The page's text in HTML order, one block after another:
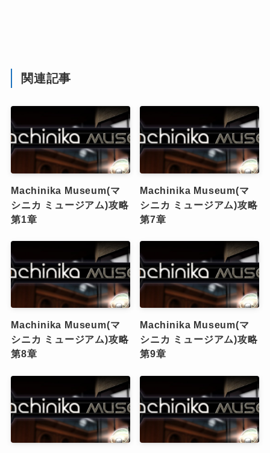
関連記事
Machinika Museum(マ
シニカ ミュージアム)攻略
第1章
Machinika Museum(マ
シニカ ミュージアム)攻略
第7章
Machinika Museum(マ
シニカ ミュージアム)攻略
第8章
Machinika Museum(マ
シニカ ミュージアム)攻略
第9章